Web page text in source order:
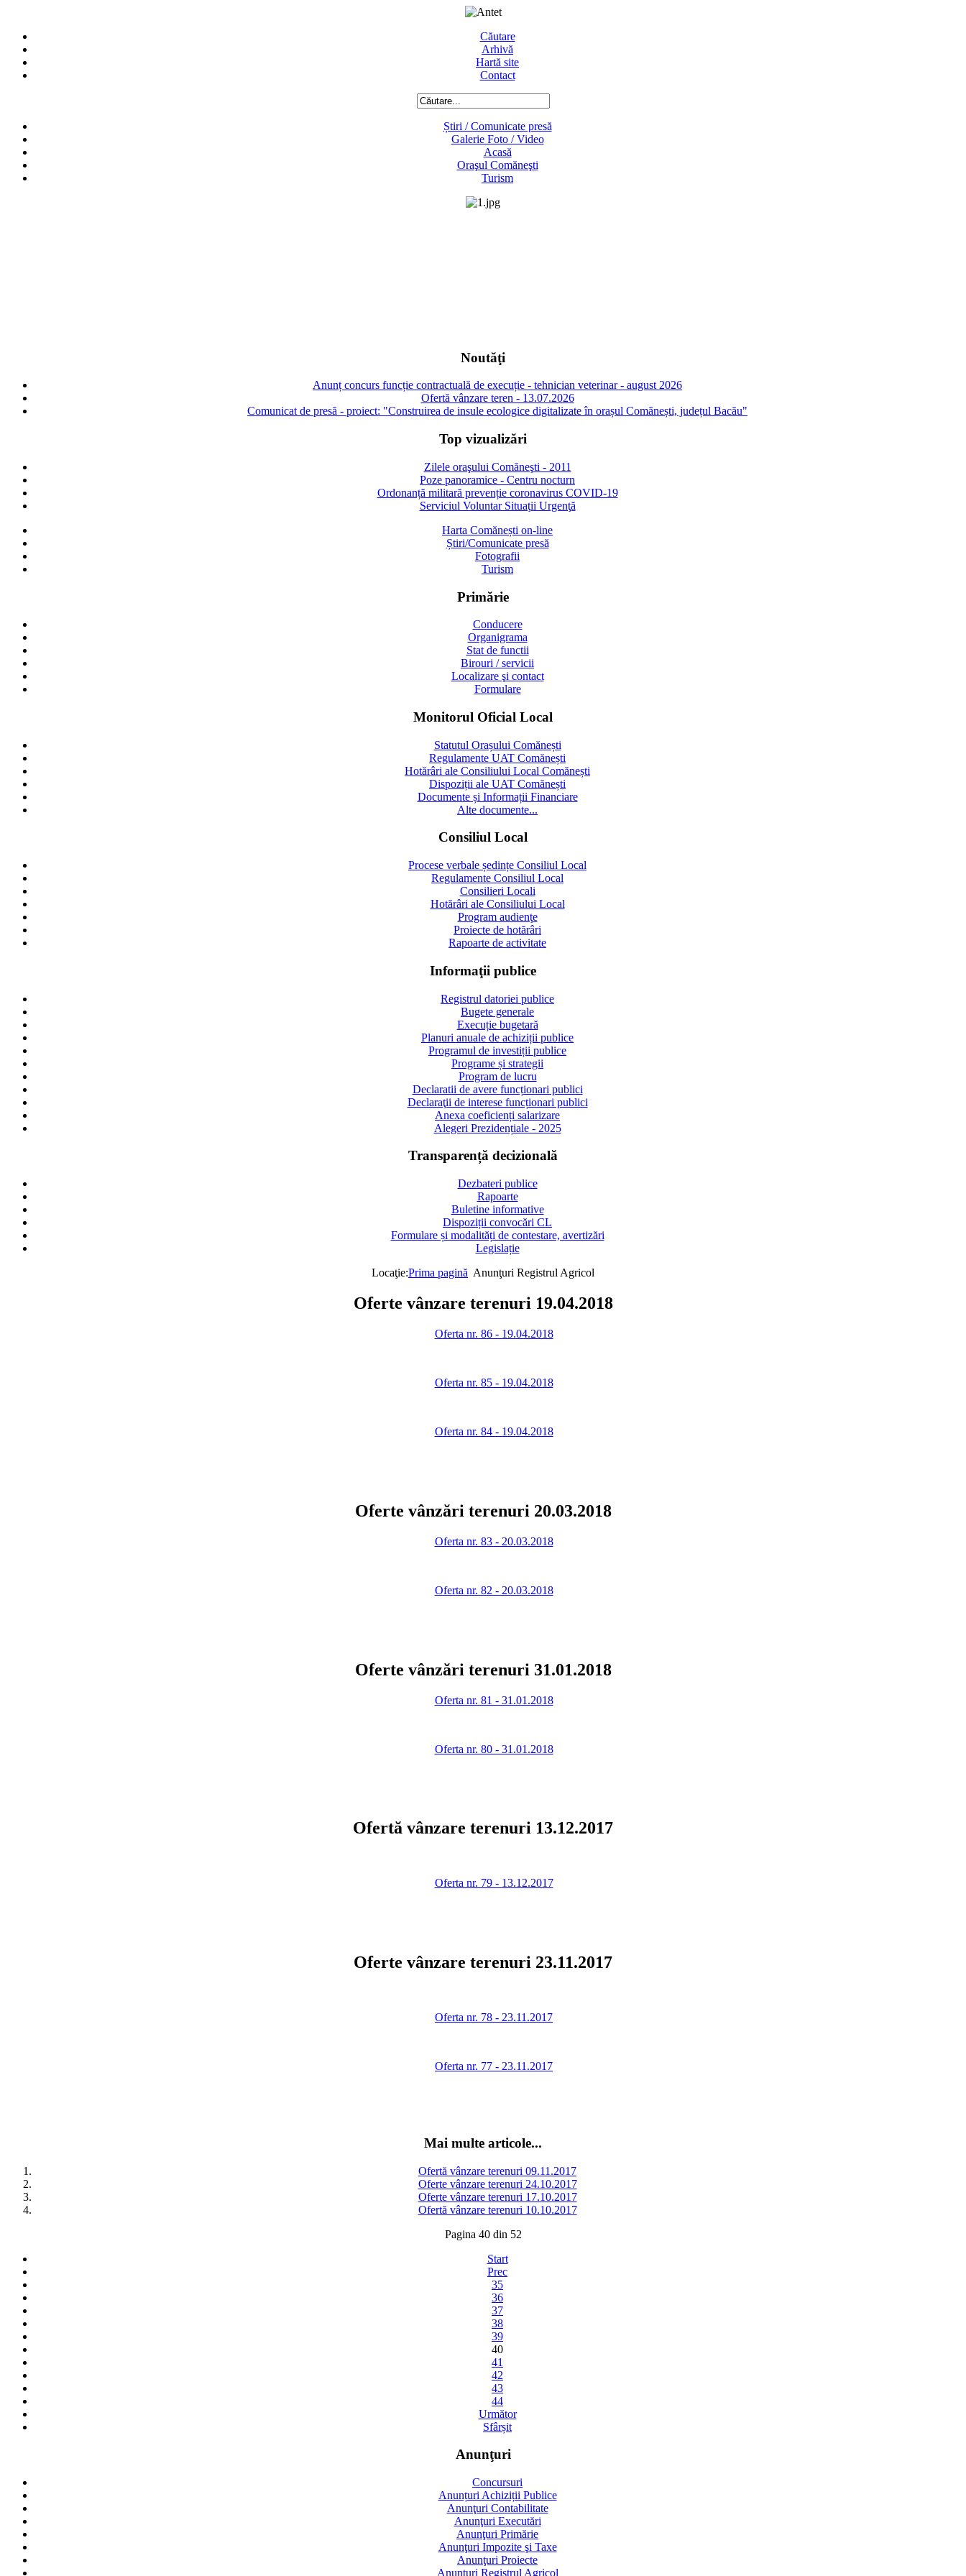
Căutare
Arhivă
Hartă site
Contact
Știri / Comunicate presă
Galerie Foto / Video
Acasă
Oraşul Comăneşti
Turism
Noutăţi
Anunț concurs funcție contractuală de execuție - tehnician veterinar - august 2026
Ofertă vânzare teren - 13.07.2026
Comunicat de presă - proiect: "Construirea de insule ecologice digitalizate în orașul Comănești, județul Bacău"
Top vizualizări
Zilele oraşului Comăneşti - 2011
Poze panoramice - Centru nocturn
Ordonanță militară prevenție coronavirus COVID-19
Serviciul Voluntar Situaţii Urgenţă
Harta Comănești on-line
Știri/Comunicate presă
Fotografii
Turism
Primărie
Conducere
Organigrama
Stat de functii
Birouri / servicii
Localizare şi contact
Formulare
Monitorul Oficial Local
Statutul Orașului Comănești
Regulamente UAT Comănești
Hotărâri ale Consiliului Local Comănești
Dispoziții ale UAT Comănești
Documente și Informații Financiare
Alte documente...
Consiliul Local
Procese verbale ședințe Consiliul Local
Regulamente Consiliul Local
Consilieri Locali
Hotărâri ale Consiliului Local
Program audienţe
Proiecte de hotărâri
Rapoarte de activitate
Informaţii publice
Registrul datoriei publice
Bugete generale
Execuție bugetară
Planuri anuale de achiziții publice
Programul de investiții publice
Programe și strategii
Program de lucru
Declaratii de avere funcționari publici
Declaraţii de interese funcționari publici
Anexa coeficienți salarizare
Alegeri Prezidențiale - 2025
Transparență decizională
Dezbateri publice
Rapoarte
Buletine informative
Dispoziții convocări CL
Formulare și modalități de contestare, avertizări
Legislație
Locaţie:Prima pagină Anunţuri Registrul Agricol
Oferte vânzare terenuri 19.04.2018
Oferta nr. 86 - 19.04.2018
Oferta nr. 85 - 19.04.2018
Oferta nr. 84 - 19.04.2018
Oferte vânzări terenuri 20.03.2018
Oferta nr. 83 - 20.03.2018
Oferta nr. 82 - 20.03.2018
Oferte vânzări terenuri 31.01.2018
Oferta nr. 81 - 31.01.2018
Oferta nr. 80 - 31.01.2018
Ofertă vânzare terenuri 13.12.2017
Oferta nr. 79 - 13.12.2017
Oferte vânzare terenuri 23.11.2017
Oferta nr. 78 - 23.11.2017
Oferta nr. 77 - 23.11.2017
Mai multe articole...
Ofertă vânzare terenuri 09.11.2017
Oferte vânzare terenuri 24.10.2017
Oferte vânzare terenuri 17.10.2017
Ofertă vânzare terenuri 10.10.2017
Pagina 40 din 52
Start
Prec
35
36
37
38
39
40
41
42
43
44
Următor
Sfârșit
Anunţuri
Concursuri
Anunțuri Achiziții Publice
Anunţuri Contabilitate
Anunţuri Executări
Anunţuri Primărie
Anunţuri Impozite şi Taxe
Anunţuri Proiecte
Anunţuri Registrul Agricol